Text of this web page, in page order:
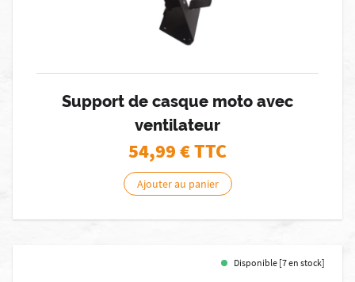
Support de casque moto avec
ventilateur
54,99€ TTC
Ajouter au panier
Disponible [7 en stock]